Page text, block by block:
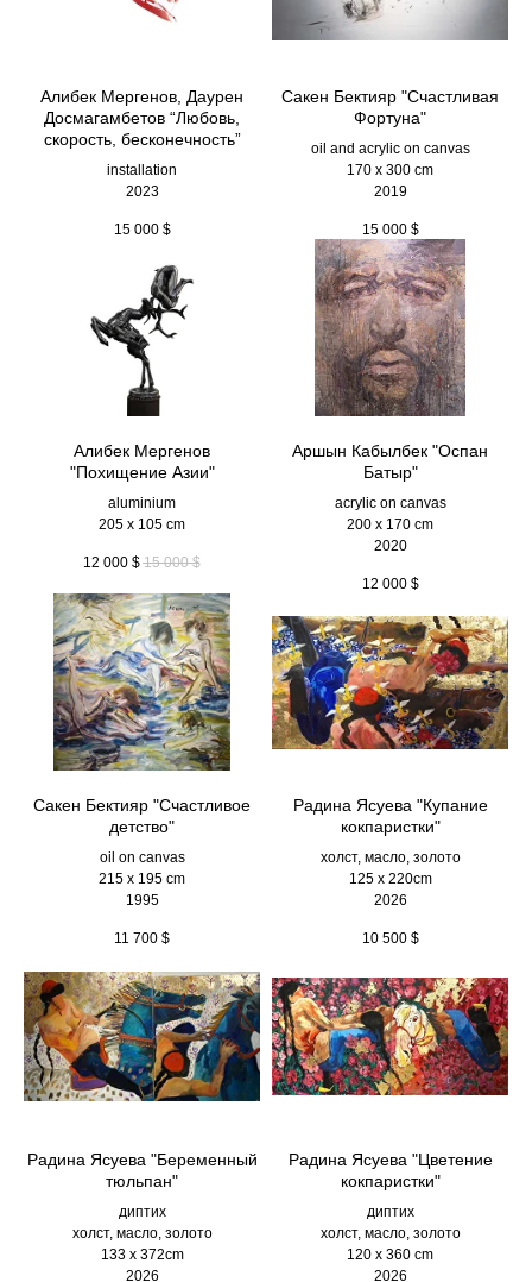
Алибек Мергенов, Даурен
Досмагамбетов “Любовь,
скорость, бесконечность”
installation
2023
15 000 $
Сакен Бектияр "Счастливая
Фортуна"
oil and acrylic on canvas
170 x 300 cm
2019
15 000 $
Алибек Мергенов
"Похищение Азии"
aluminium
205 x 105 cm
12 000 $ 15 000 $
Аршын Кабылбек "Оспан
Батыр"
acrylic on canvas
200 x 170 cm
2020
12 000 $
Сакен Бектияр "Счастливое
детство"
oil on canvas
215 x 195 cm
1995
11 700 $
Радина Ясуева "Купание
кокпаристки"
холст, масло, золото
125 х 220cm
2026
10 500 $
Радина Ясуева "Беременный
тюльпан"
диптих
холст, масло, золото
133 х 372cm
2026
Радина Ясуева "Цветение
кокпаристки"
диптих
холст, масло, золото
120 х 360 cm
2026